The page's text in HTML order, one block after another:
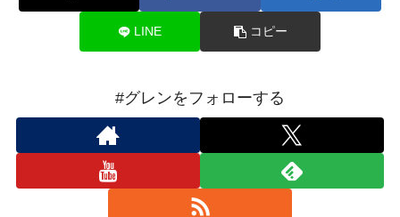
LINE コピー
#グレンをフォローする